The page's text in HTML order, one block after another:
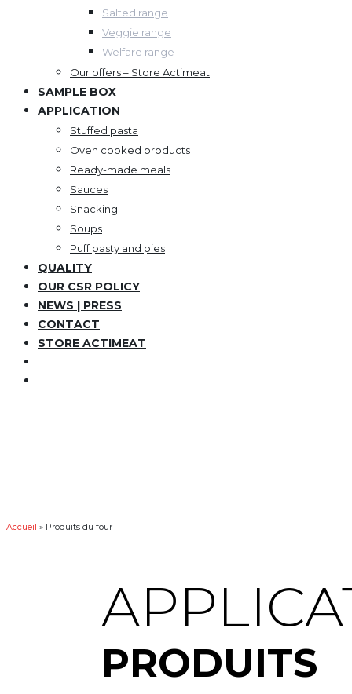
Salted range
Veggie range
Welfare range
Our offers – Store Actimeat
SAMPLE BOX
APPLICATION
Stuffed pasta
Oven cooked products
Ready-made meals
Sauces
Snacking
Soups
Puff pasty and pies
QUALITY
OUR CSR POLICY
NEWS | PRESS
CONTACT
STORE ACTIMEAT
Accueil » Produits du four
PRODUITS